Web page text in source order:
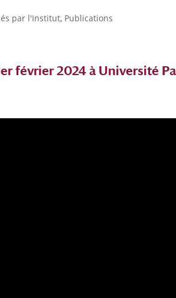
par l'Institut, Publications
février 2024 à Université